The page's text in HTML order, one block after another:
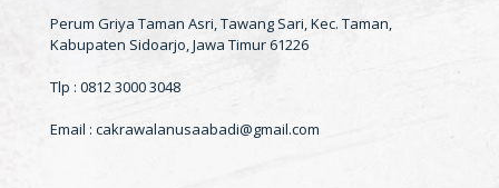
Perum Griya Taman Asri, Tawang Sari, Kec. Taman,
Kabupaten Sidoarjo, Jawa Timur 61226
Tlp : 0812 3000 3048
Email : cakrawalanusaabadi@gmail.com